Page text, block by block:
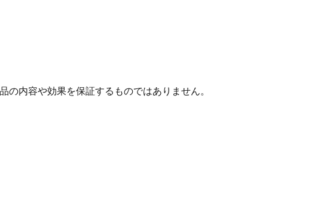
内容や効果を保証するものではありません。